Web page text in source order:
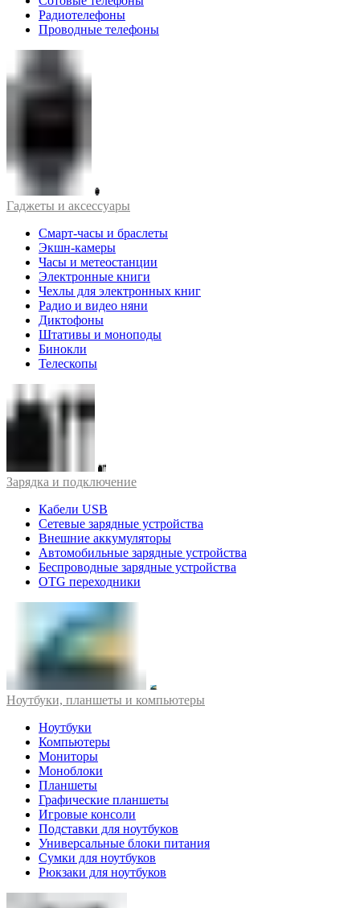
Радиотелефоны
Проводные телефоны
Гаджеты и аксессуары
Смарт-часы и браслеты
Экшн-камеры
Часы и метеостанции
Электронные книги
Чехлы для электронных книг
Радио и видео няни
Диктофоны
Штативы и моноподы
Бинокли
Телескопы
Зарядка и подключение
Кабели USB
Сетевые зарядные устройства
Внешние аккумуляторы
Автомобильные зарядные устройства
Беспроводные зарядные устройства
OTG переходники
Ноутбуки, планшеты и компьютеры
Ноутбуки
Компьютеры
Мониторы
Моноблоки
Планшеты
Графические планшеты
Игровые консоли
Подставки для ноутбуков
Универсальные блоки питания
Сумки для ноутбуков
Рюкзаки для ноутбуков